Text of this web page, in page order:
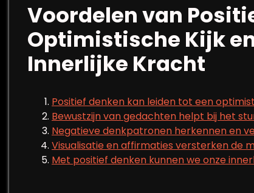
Voordelen van
Optimistische Kijk
Innerlijke Kracht
Positief denken kan leiden tot een
Bewustzijn van gedachten helpt bij het
Negatieve denkpatronen herkennen en
Visualisatie en affirmaties versterken de
Met positief denken kunnen we onze